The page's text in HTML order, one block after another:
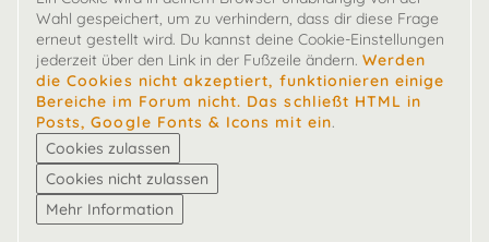
Wahl gespeichert, um zu verhindern, dass dir diese Frage
erneut gestellt wird. Du kannst deine Cookie-Einstellungen
jederzeit über den Link in der Fußzeile ändern. Werden
die Cookies nicht akzeptiert, funktionieren einige
Bereiche im Forum nicht. Das schließt HTML in
Posts, Google Fonts & Icons mit ein.